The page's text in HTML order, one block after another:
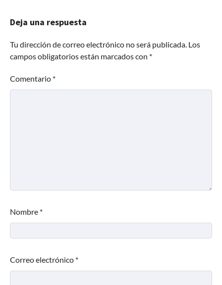
Deja una respuesta
Tu dirección de correo electrónico no será publicada. Los
campos obligatorios están marcados con *
Comentario *
Nombre *
Correo electrónico *